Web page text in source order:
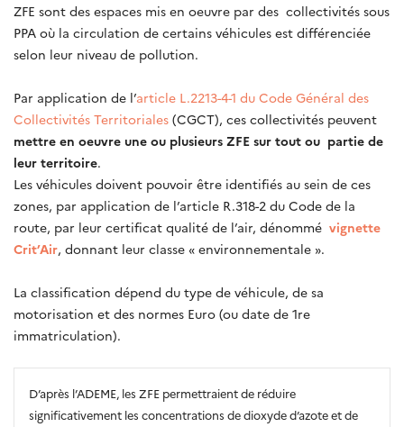
ZFE sont des espaces mis en oeuvre par des collectivités sous
PPA où la circulation de certains véhicules est différenciée
selon leur niveau de pollution.
Par application de l’article L.2213-4-1 du Code Général des
Collectivités Territoriales (CGCT), ces collectivités peuvent
mettre en oeuvre une ou plusieurs ZFE sur tout ou partie de
leur territoire.
Les véhicules doivent pouvoir être identifiés au sein de ces
zones, par application de l’article R.318-2 du Code de la
route, par leur certificat qualité de l’air, dénommé vignette
Crit’Air, donnant leur classe « environnementale ».
La classification dépend du type de véhicule, de sa
motorisation et des normes Euro (ou date de 1re
immatriculation).
D’après l’ADEME, les ZFE permettraient de réduire
significativement les concentrations de dioxyde d’azote et de